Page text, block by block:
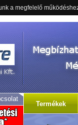
a megfelelő/ RS422 /
Termékek